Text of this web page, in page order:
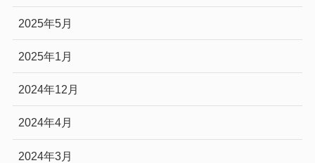
2025年5月
2025年1月
2024年12月
2024年4月
2024年3月